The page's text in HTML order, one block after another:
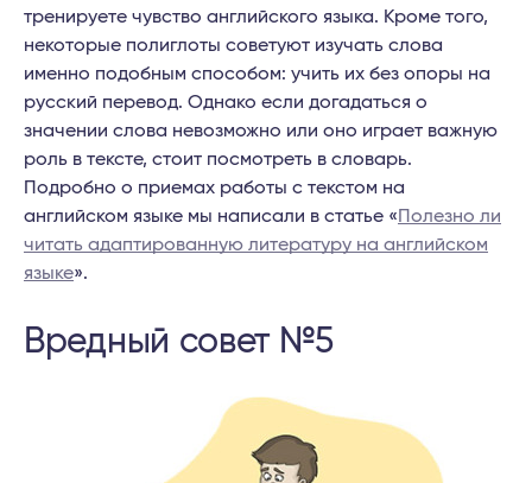
тренируете чувство английского языка. Кроме того,
некоторые полиглоты советуют изучать слова
именно подобным способом: учить их без опоры на
русский перевод. Однако если догадаться о
значении слова невозможно или оно играет важную
роль в тексте, стоит посмотреть в словарь.
Подробно о приемах работы с текстом на
английском языке мы написали в статье «Полезно ли
читать адаптированную литературу на английском
языке».
Вредный совет №5